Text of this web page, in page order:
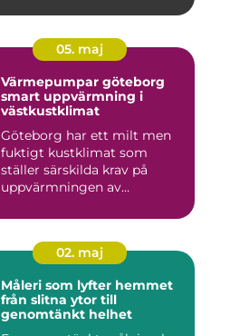
05. maj
Värmepumpar göteborg
smart uppvärmning i
västkustklimat
Göteborg har ett milt men
fuktigt kustklimat som
ställer särskilda krav på
uppvärmningen av
02. maj
Måleri som lyfter hemmet
från slitna ytor till
genomtänkt helhet